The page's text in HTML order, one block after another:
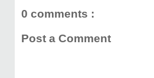
0 comments :
Post a Comment